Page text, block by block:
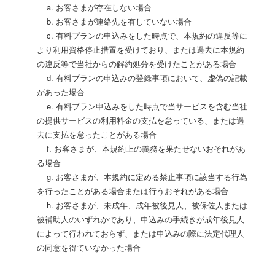
a. お客さまが存在しない場合
b. お客さまが連絡先を有していない場合
c. 有料プランの申込みをした時点で、本規約の違反等に
より利用資格停止措置を受けており、または過去に本規約
の違反等で当社からの解約処分を受けたことがある場合
d. 有料プランの申込みの登録事項において、虚偽の記載
があった場合
e. 有料プラン申込みをした時点で当サービスを含む当社
の提供サービスの利用料金の支払を怠っている、または過
去に支払を怠ったことがある場合
f. お客さまが、本規約上の義務を果たせないおそれがあ
る場合
g. お客さまが、本規約に定める禁止事項に該当する行為
を行ったことがある場合または行うおそれがある場合
h. お客さまが、未成年、成年被後見人、被保佐人または
被補助人のいずれかであり、申込みの手続きが成年後見人
によって行われておらず、または申込みの際に法定代理人
の同意を得ていなかった場合